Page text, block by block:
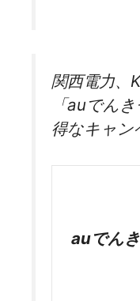
関西電力、
「auでん
得なキャン
auでん